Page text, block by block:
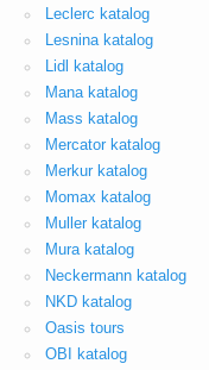
Leclerc katalog
Lesnina katalog
Lidl katalog
Mana katalog
Mass katalog
Mercator katalog
Merkur katalog
Momax katalog
Muller katalog
Mura katalog
Neckermann katalog
NKD katalog
Oasis tours
OBI katalog